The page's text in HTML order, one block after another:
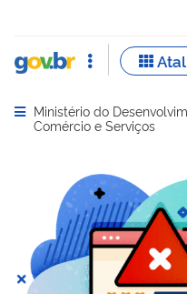
Abrir menu principal de
Ministério do
Comércio e Serviços